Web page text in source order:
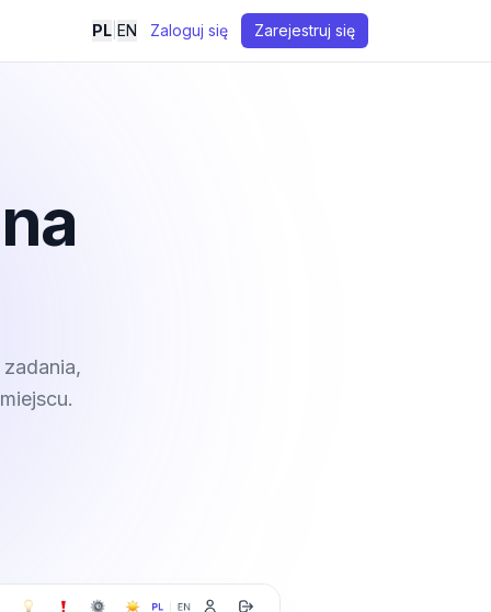
PL EN Zaloguj się Zarejestruj się